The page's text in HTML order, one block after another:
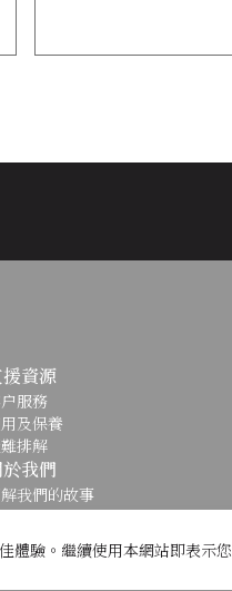
體驗。繼續使用本網站即表示
資源
服務
及保養
排解
我們
我們的故事
續發展
麥迪森集團
政策